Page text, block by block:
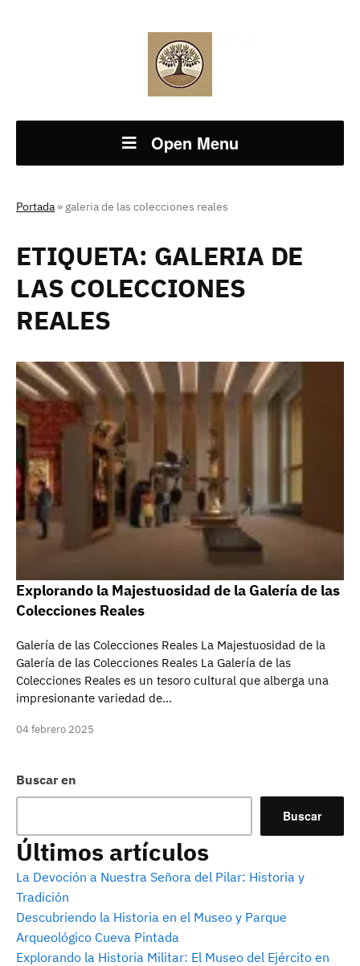
Open Menu
Portada » galeria de las colecciones reales
Buscar en
Buscar
Últimos artículos
La Devoción a Nuestra Señora del Pilar: Historia y
Tradición
Descubriendo la Historia en el Museo y Parque
Arqueológico Cueva Pintada
Explorando la Historia Militar: El Museo del Ejército en
ETIQUETA: GALERIA DE
LAS COLECCIONES
REALES
Explorando la Majestuosidad de la Galería de las
Colecciones Reales
Galería de las Colecciones Reales La Majestuosidad de la
Galería de las Colecciones Reales La Galería de las
Colecciones Reales es un tesoro cultural que alberga una
impresionante variedad de…
04 febrero 2025